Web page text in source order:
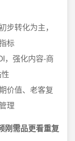
步转化为主，
标
，强化内容-商
价值、老客复
理
刚需品更看重复